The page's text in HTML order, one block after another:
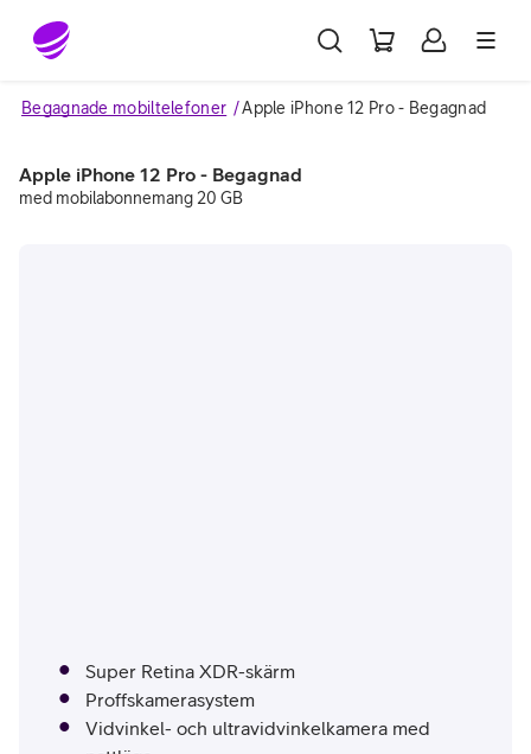
Gå till sidans innehåll
Begagnade mobiltelefoner Apple iPhone 12 Pro - Begagnad
Apple iPhone 12 Pro - Begagnad
med mobilabonnemang 20 GB
Super Retina XDR-skärm
Proffskamerasystem
Vidvinkel- och ultravidvinkelkamera med